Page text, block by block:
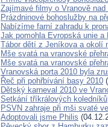
Zajímavé filmy o Vranově nad
Prázdninové bohoslužby na
Nabízíme farní zahradu k
Jak pomohla Evropská unie
Tábor dětí z Jeníkova a okolí
Mše svatá na vranovské
Mše svatá na vranovské
Vranovská porta 2010 byla
Řeč při pohřbívání basy 2010
Dětský karneval 2010 ve
Setkání tříkrálových koledníků
PSVN zahraje při mši svaté
Adoptovali jsme Philis